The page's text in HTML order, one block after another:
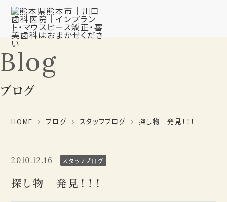
Blog
ブログ
HOME ブログ スタッフブログ 探し物 発見！！！
2010.12.16 スタッフブログ
探し物 発見！！！